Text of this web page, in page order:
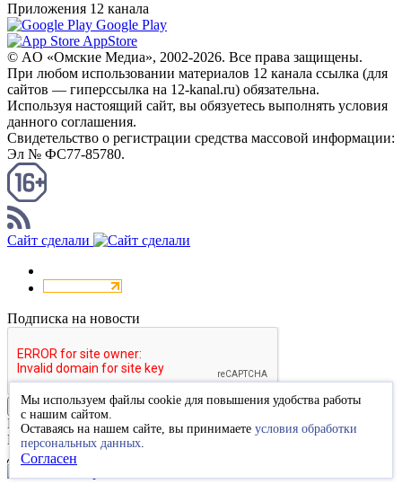
Приложения 12 канала
Google Play
AppStore
© AO «Омские Медиа», 2002-2026. Все права защищены.
При любом использовании материалов 12 канала ссылка (для
сайтов — гиперссылка на 12-kanal.ru) обязательна.
Используя настоящий сайт, вы обязуетесь выполнять условия
данного соглашения.
Свидетельство о регистрации средства массовой информации:
Эл № ФС77-85780.
Сайт сделали
Подписка на новости
Подписаться
Благодарим за подписку
Пожалуйста, перейдите по ссылке в высланном вам письме
для подтверждения подписки.
Мы используем файлы cookie для повышения удобства работы
с нашим сайтом.
Оставаясь на нашем сайте, вы принимаете условия обработки
персональных данных.
Согласен